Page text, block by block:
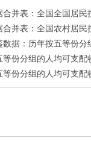
全国居民按收入五等份分组的人均可
农村居民按收入五等份分组的人均可
按五等份分组的城镇居民可支配收
的人均可支配收入（仅全国指
的人均可支配收入（仅全国指